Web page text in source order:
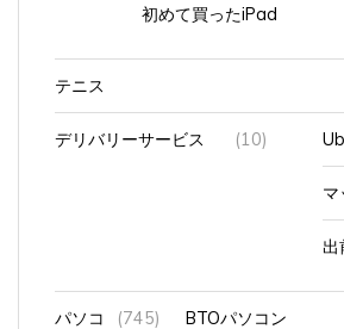
テニス
デリバリーサービス (10)
マ
出
パソコ
ン
(745) BTOパソコン